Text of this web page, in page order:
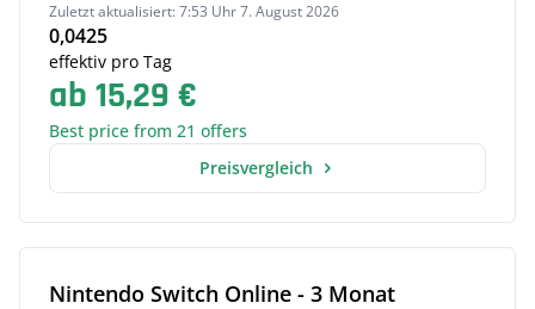
Zuletzt aktualisiert: 7:53 Uhr 7. August 2026
0,0425
effektiv pro Tag
ab 15,29 €
Best price from 21 offers
Preisvergleich
Nintendo Switch Online - 3 Monat